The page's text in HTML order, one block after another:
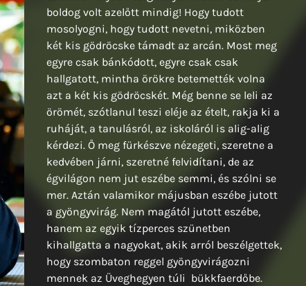
boldog volt azelőtt mindig! Hogy tudott
mosolyogni, hogy tudott nevetni, miközben
két kis gödröcske támadt az arcán. Most meg
egyre csak bánkódott, egyre csak csak
hallgatott, mintha örökre betemették volna
azt a két kis gödröcskét. Még benne se leli az
örömét, szótlanul teszi eléje az ételt, rakja ki a
ruháját, a tanulásról, az iskoláról is alig-alig
kérdezi. Ő meg fürkészve nézegeti, szeretne a
kedvében járni, szeretné felvidítani, de az
égvilágon nem jut eszébe semmi, és szólni se
mer. Aztán valamikor májusban eszébe jutott
a gyöngyvirág. Nem magától jutott eszébe,
hanem az egyik tízperces szünetben
kihallgatta a nagyokat, akik arról beszélgettek,
hogy szombaton reggel gyöngyvirágozni
mennek az Üveghegyen túli bükkfaerdőbe.